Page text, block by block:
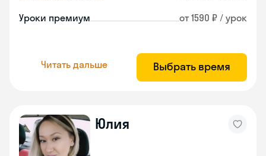
Уроки премиум от 1590 ₽ / урок
Читать дальше Выбрать время
Юлия